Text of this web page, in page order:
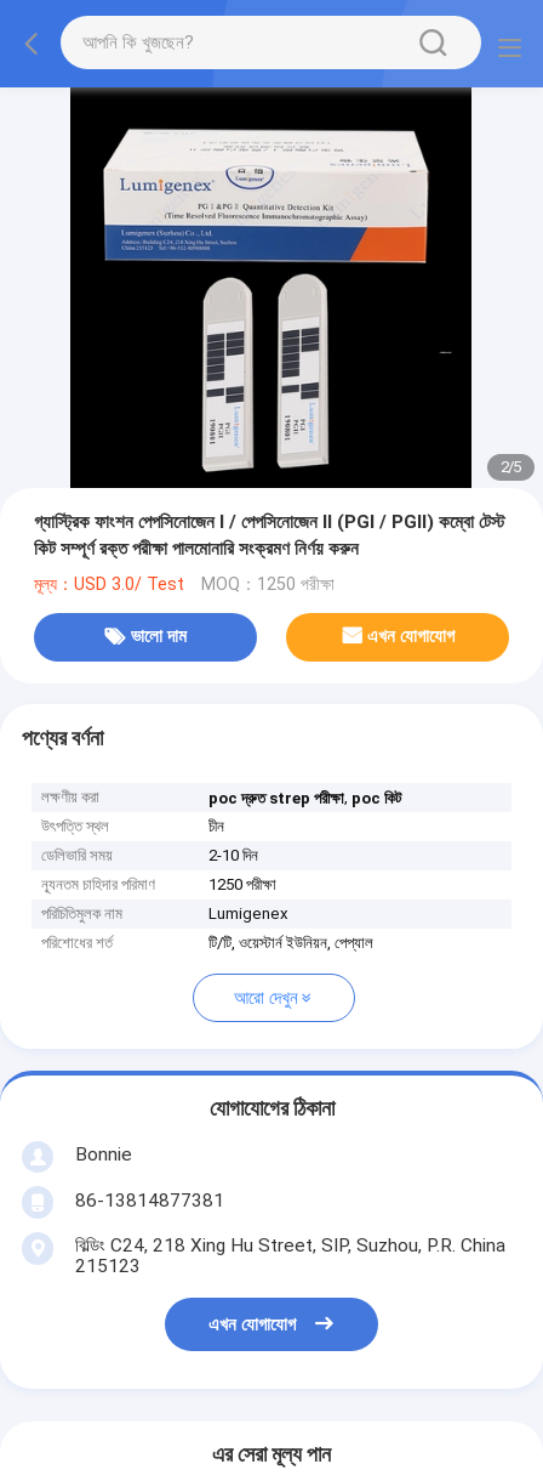
2/5
গ্যাস্ট্রিক ফাংশন পেপসিনোজেন I / পেপসিনোজেন II (PGI / PGII) কম্বো টেস্ট
কিট সম্পূর্ণ রক্ত ​​​​পরীক্ষা পালমোনারি সংক্রমণ নির্ণয় করুন
মূল্য：USD 3.0/ Test MOQ：1250 পরীক্ষা
ভালো দাম এখন যোগাযোগ
পণ্যের বর্ণনা
লক্ষণীয় করা poc দ্রুত strep পরীক্ষা, poc কিট
উৎপত্তি স্থল
চীন
ডেলিভারি সময়
2-10 দিন
ন্যূনতম চাহিদার পরিমাণ
1250 পরীক্ষা
পরিচিতিমুলক নাম
Lumigenex
পরিশোধের শর্ত
টি/টি, ওয়েস্টার্ন ইউনিয়ন, পেপ্যাল
আরো দেখুন
যোগাযোগের ঠিকানা
Bonnie
86-13814877381
বিল্ডিং C24, 218 Xing Hu Street, SIP, Suzhou, P.R. China
215123
এখন যোগাযোগ
এর সেরা মূল্য পান